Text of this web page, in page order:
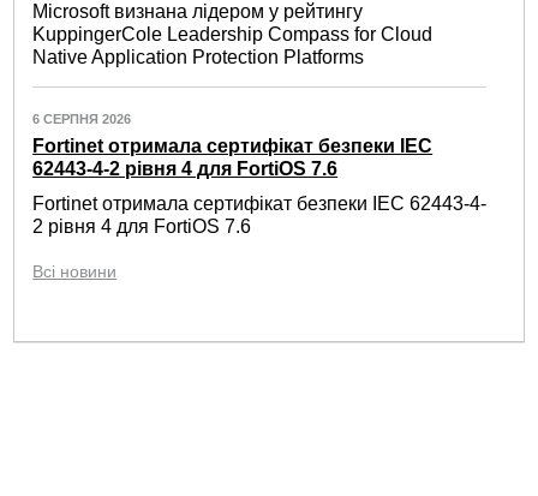
Microsoft визнана лідером у рейтингу
KuppingerCole Leadership Compass for Cloud
Native Application Protection Platforms
6 СЕРПНЯ 2026
Fortinet отримала сертифікат безпеки IEC
62443-4-2 рівня 4 для FortiOS 7.6
Fortinet отримала сертифікат безпеки IEC 62443-4-
2 рівня 4 для FortiOS 7.6
Всі новини